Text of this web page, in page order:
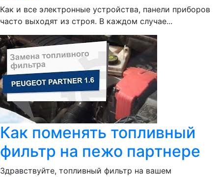
Как и все электронные устройства, панели приборов
часто выходят из строя. В каждом случае...
Как поменять топливный
фильтр на пежо партнере
Здравствуйте, топливный фильтр на вашем